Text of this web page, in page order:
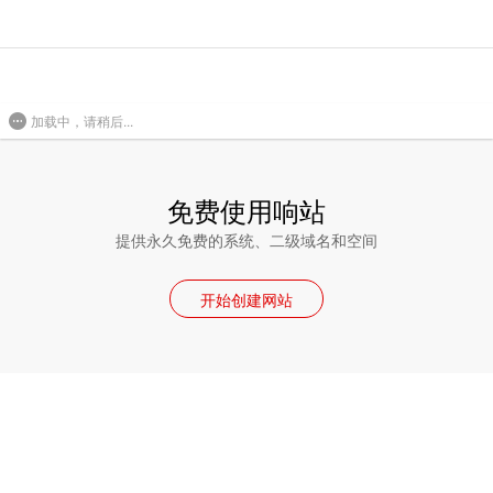
免费使用响站
提供永久免费的系统、二级域名和空间
开始创建网站
加载中，请稍后...